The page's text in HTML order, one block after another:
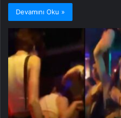
Devamını Oku »